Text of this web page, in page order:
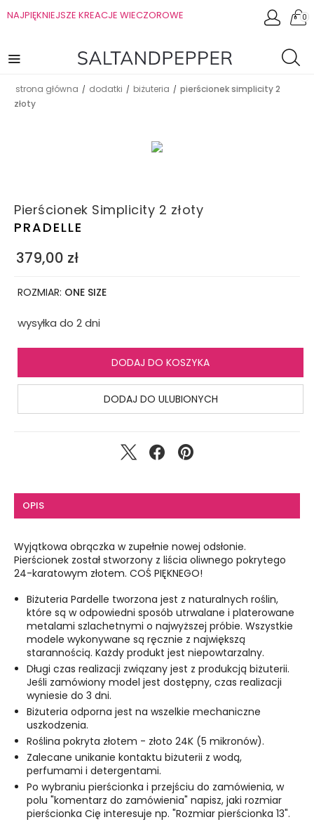
NAJPIĘKNIEJSZE KREACJE WIECZOROWE 0
strona główna / dodatki / biżuteria / pierścionek simplicity 2
złoty
Pierścionek Simplicity 2 złoty
PRADELLE
379,00 zł
ROZMIAR: ONE SIZE
wysyłka do 2 dni
DODAJ DO KOSZYKA
DODAJ DO ULUBIONYCH
OPIS
Wyjątkowa obrączka w zupełnie nowej odsłonie.
Pierścionek został stworzony z liścia oliwnego pokrytego
24-karatowym złotem. COŚ PIĘKNEGO!
Biżuteria Pardelle tworzona jest z naturalnych roślin,
które są w odpowiedni sposób utrwalane i platerowane
metalami szlachetnymi o najwyższej próbie. Wszystkie
modele wykonywane są ręcznie z największą
starannością. Każdy produkt jest niepowtarzalny.
Długi czas realizacji związany jest z produkcją biżuterii.
Jeśli zamówiony model jest dostępny, czas realizacji
wyniesie do 3 dni.
Biżuteria odporna jest na wszelkie mechaniczne
uszkodzenia.
Roślina pokryta złotem - złoto 24K (5 mikronów).
Zalecane unikanie kontaktu biżuterii z wodą,
perfumami i detergentami.
Po wybraniu pierścionka i przejściu do zamówienia, w
polu "komentarz do zamówienia" napisz, jaki rozmiar
pierścionka Cię interesuje np. "Rozmiar pierścionka 13".